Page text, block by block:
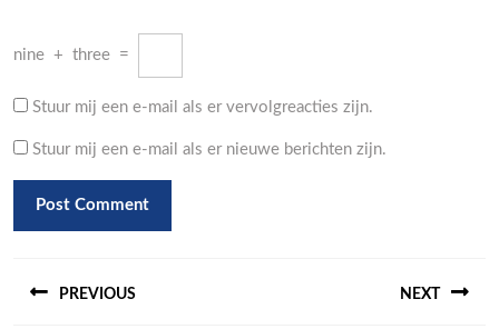
nine + three =
Stuur mij een e-mail als er vervolgreacties zijn.
Stuur mij een e-mail als er nieuwe berichten zijn.
PREVIOUS NEXT